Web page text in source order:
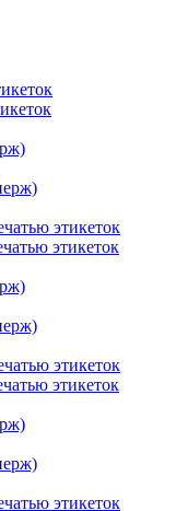
этикеток
этикеток
этикеток
этикеток
этикеток